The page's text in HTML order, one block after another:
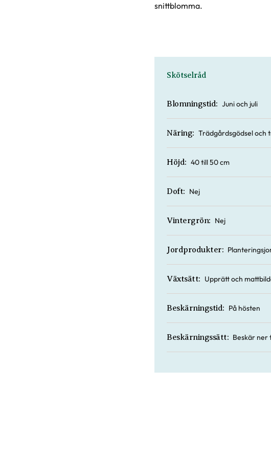
snittblomma.
Skötselråd
Blomningstid: Juni och juli
Näring: Trädgårdsgödsel och
Höjd: 40 till 50 cm
Doft: Nej
Vintergrön: Nej
Jordprodukter:
Växtsätt: Upprätt och
Beskärningstid: På hösten
Beskärningssätt: Beskär ner